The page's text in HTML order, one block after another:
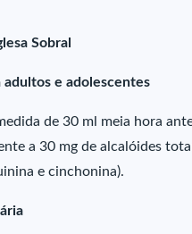
Sobral
adultos e adolescentes
de 30 ml meia hora
a 30 mg de alcalóides
e cinchonina).